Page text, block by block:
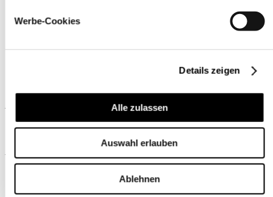
Werbe-Cookies
Details zeigen
Alle zulassen
Auswahl erlauben
Ablehnen
Ähnliche Produkte
Wird oft zusammen gekauft